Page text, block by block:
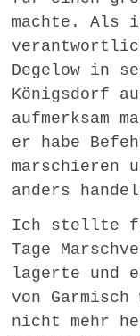
machte. Als
Degelow in
Königsdorf
aufmerksam
er habe
marschieren
anders
Ich stellte
Tage
lagerte und
von Garmisch
nicht mehr